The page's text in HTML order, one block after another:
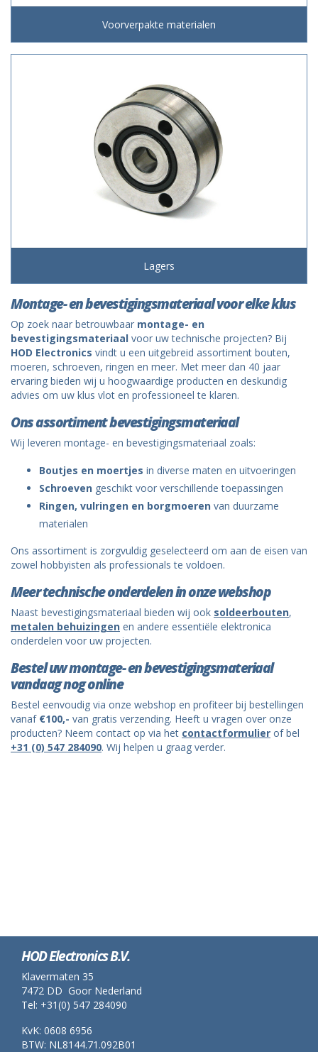
Voorverpakte materialen
Lagers
Montage- en bevestigingsmateriaal voor elke klus
Op zoek naar betrouwbaar montage- en
bevestigingsmateriaal voor uw technische projecten? Bij
HOD Electronics vindt u een uitgebreid assortiment bouten,
moeren, schroeven, ringen en meer. Met meer dan 40 jaar
ervaring bieden wij u hoogwaardige producten en deskundig
advies om uw klus vlot en professioneel te klaren.
Ons assortiment bevestigingsmateriaal
Wij leveren montage- en bevestigingsmateriaal zoals:
Boutjes en moertjes in diverse maten en uitvoeringen
Schroeven geschikt voor verschillende toepassingen
Ringen, vulringen en borgmoeren van duurzame
materialen
Ons assortiment is zorgvuldig geselecteerd om aan de eisen van
zowel hobbyisten als professionals te voldoen.
Meer technische onderdelen in onze webshop
Naast bevestigingsmateriaal bieden wij ook soldeerbouten,
metalen behuizingen en andere essentiële elektronica
onderdelen voor uw projecten.
Bestel uw montage- en bevestigingsmateriaal
vandaag nog online
Bestel eenvoudig via onze webshop en profiteer bij bestellingen
vanaf €100,- van gratis verzending. Heeft u vragen over onze
producten? Neem contact op via het contactformulier of bel
+31 (0) 547 284090. Wij helpen u graag verder.
HOD Electronics B.V.
Klavermaten 35
7472 DD Goor Nederland
Tel: +31(0) 547 284090
KvK: 0608 6956
BTW: NL8144.71.092B01